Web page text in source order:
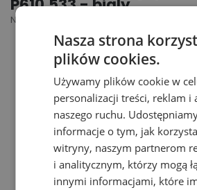
P610.533 - bialy
Nr artykułu dostawcy: P610.533 | ID : 27206
Nasza strona
plików cookies.
Używamy plików cookie w
personalizacji treści, reklam i
naszego ruchu.
informacje o tym, jak
witryny, naszym partnerom
i analitycznym, którzy mogą
innymi informacjami, które